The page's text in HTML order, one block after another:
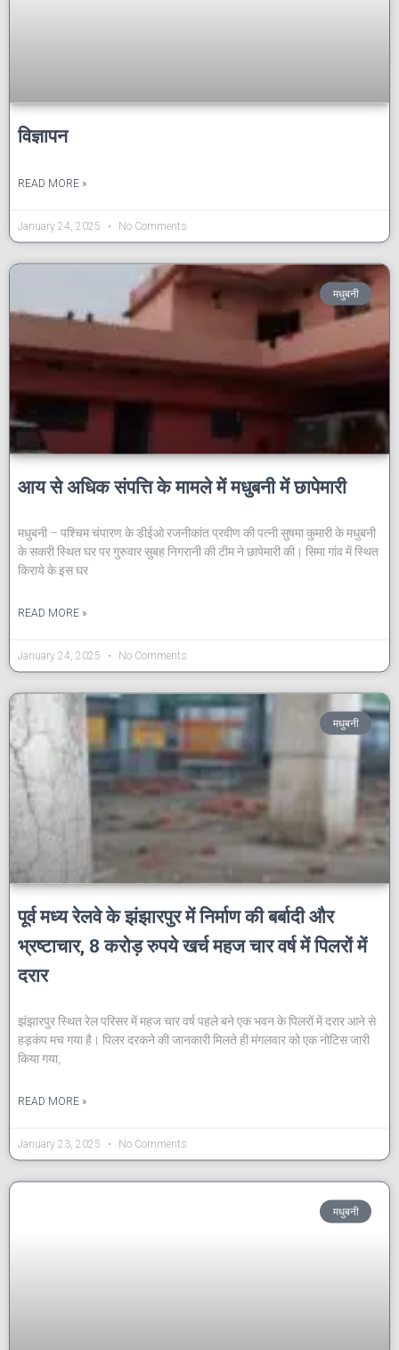
विज्ञापन
READ MORE »
January 24, 2025 No Comments
मधुबनी
आय से अधिक संपत्ति के मामले में मधुबनी में छापेमारी
मधुबनी – पश्चिम चंपारण के डीईओ रजनीकांत प्रवीण की पत्नी सुषमा कुमारी के मधुबनी
के सकरी स्थित घर पर गुरुवार सुबह निगरानी की टीम ने छापेमारी की। सिमा गांव में स्थित
किराये के इस घर
READ MORE »
January 24, 2025 No Comments
मधुबनी
पूर्व मध्य रेलवे के झंझारपुर में निर्माण की बर्बादी और
भ्रष्टाचार, 8 करोड़ रुपये खर्च महज चार वर्ष में पिलरों में
दरार
झंझारपुर स्थित रेल परिसर में महज चार वर्ष पहले बने एक भवन के पिलरों में दरार आने से
हड़कंप मच गया है। पिलर दरकने की जानकारी मिलते ही मंगलवार को एक नोटिस जारी
किया गया,
READ MORE »
January 23, 2025 No Comments
मधुबनी